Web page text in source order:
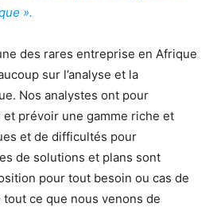
».
des rares entreprise en Afrique
sur l’analyse et la
Nos analystes ont pour
et prévoir une gamme riche et
et de difficultés pour
de solutions et plans sont
pour tout besoin ou cas de
tout ce que nous venons de